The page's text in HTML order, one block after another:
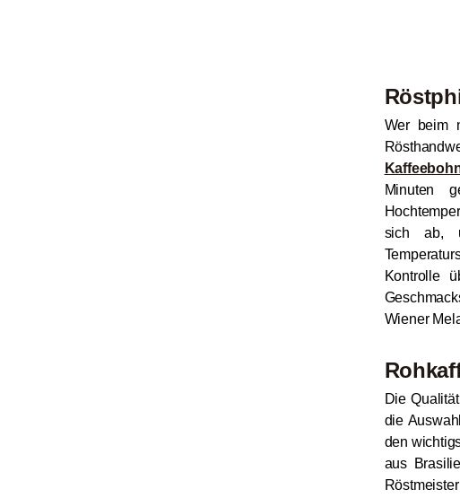
Wer beim
Minuten
sich ab,
Kontrolle
Wiener
Die
die
den
aus